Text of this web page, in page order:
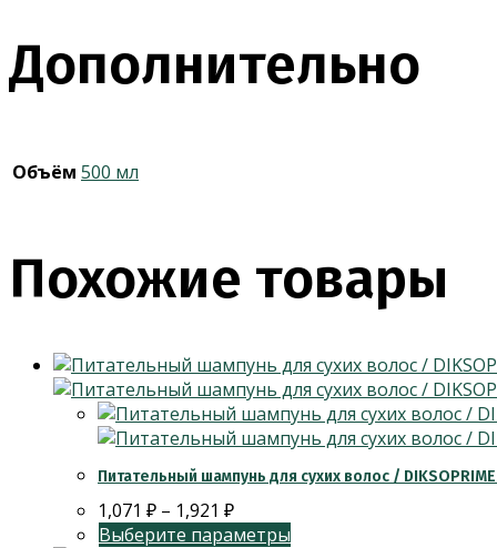
Дополнительно
Объём 500 мл
Похожие товары
Питательный шампунь для сухих волос / DIKSOPRIME
1,071 ₽ – 1,921 ₽
Выберите параметры